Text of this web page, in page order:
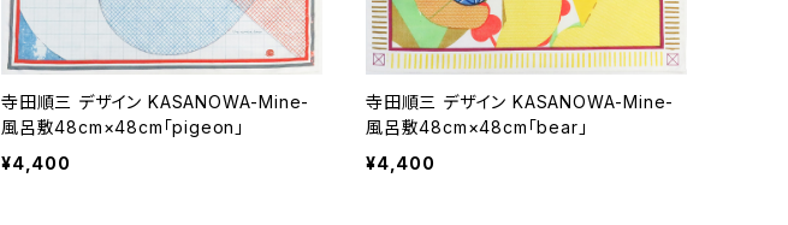
寺田順三 デザイン KASANOWA-Mine-
風呂敷48cm×48cm「pigeon」
¥4,400
寺田順三 デザイン KASANOWA-Mine-
風呂敷48cm×48cm「bear」
¥4,400